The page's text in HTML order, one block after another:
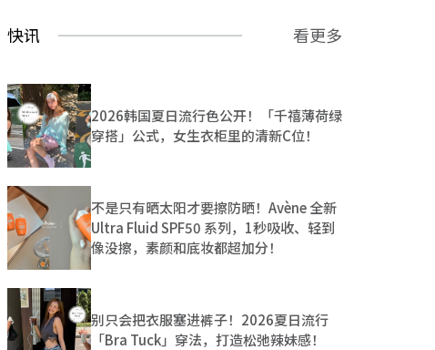
快讯 看更多
2026韩国夏日流行色公开！「千禧薄荷绿
穿搭」公式，女生衣柜里的清新C位！
不是只有晒太阳才要擦防晒！Avène 全新
Ultra Fluid SPF50 系列，1秒吸收、轻到
像没擦，素颜和底妆都超加分！
别只会把衣服塞进裤子！2026夏日流行
「Bra Tuck」穿法，打造松弛辣妹感！